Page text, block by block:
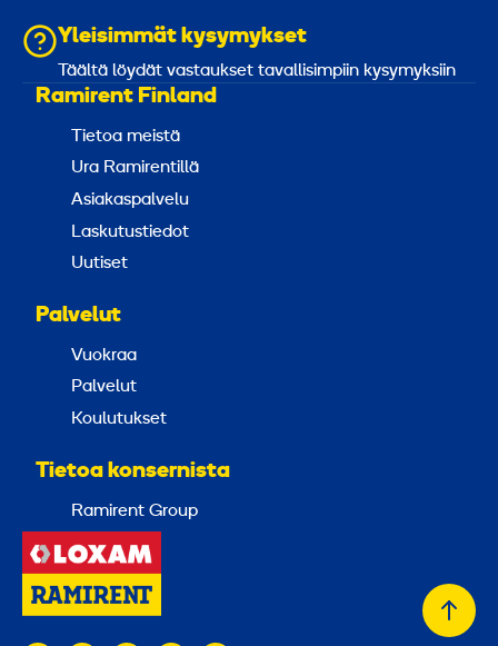
Yleisimmät kysymykset
Täältä löydät vastaukset tavallisimpiin kysymyksiin
Ramirent Finland
Tietoa meistä
Ura Ramirentillä
Asiakaspalvelu
Laskutustiedot
Uutiset
Palvelut
Vuokraa
Palvelut
Koulutukset
Tietoa konsernista
Ramirent Group